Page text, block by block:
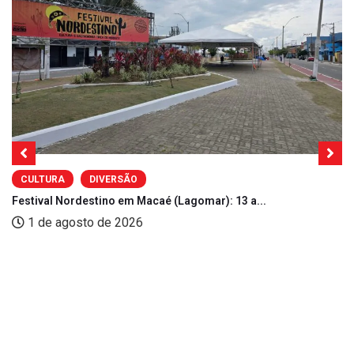
CULTURA DIVERSÃO
Festival Nordestino em Macaé (Lagomar): 13 a...
1 de agosto de 2026